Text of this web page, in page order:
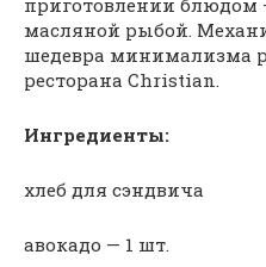
приготовлении блюдом
масляной рыбой.
шедевра минимализма
ресторана Christian.
Ингредиенты:
хлеб для сэндвича
авокадо — 1 шт.